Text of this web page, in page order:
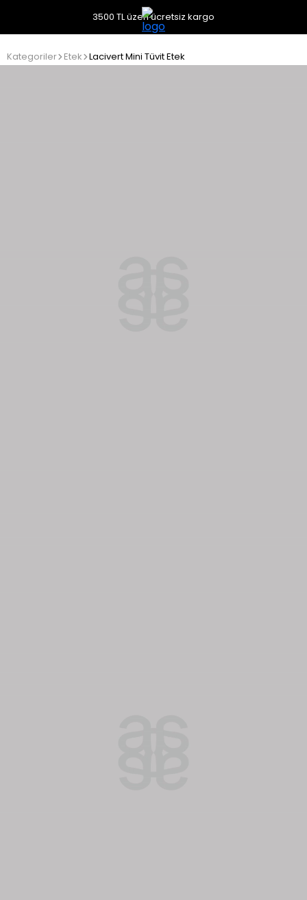
3500 TL üzeri ücretsiz kargo
Kategoriler Etek Lacivert Mini Tüvit Etek